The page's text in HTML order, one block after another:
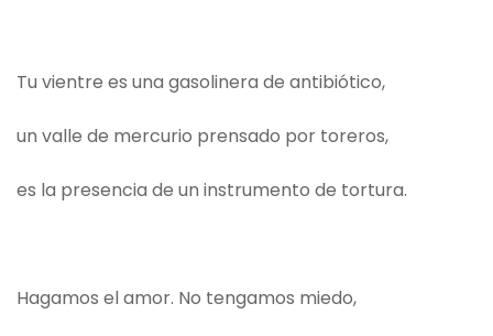
Tu vientre es una gasolinera de antibiótico,
un valle de mercurio prensado por toreros,
es la presencia de un instrumento de tortura.
Hagamos el amor. No tengamos miedo,